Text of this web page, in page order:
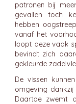
patronen bij
gevallen toch
hebben
vanaf het
loopt deze vaak
bevindt zich
gekleurde
De vissen
omgeving
Daartoe zwemt